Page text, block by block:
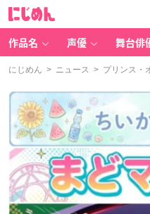
作品名 声優 舞台俳
にじめん > ニュース > プリンス・